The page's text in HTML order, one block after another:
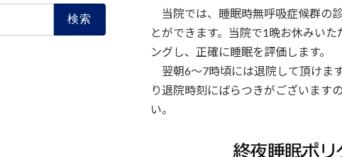
当院では、睡眠時無呼吸症候群の
とができます。当院で1晩お休みい
ングし、正確に睡眠を評価します。
翌朝6〜7時頃には退院して頂けま
り退院時刻にばらつきがございます
い。